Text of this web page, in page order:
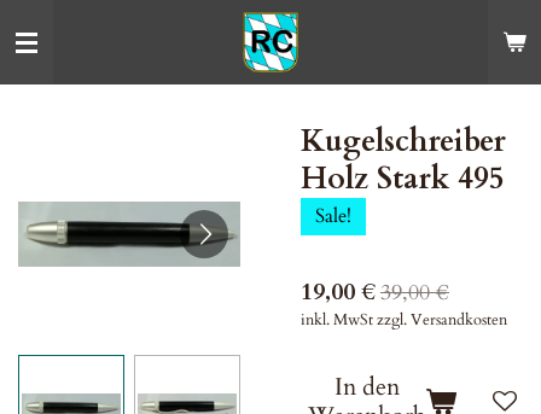
Hauptinhalt
springen
Kugelschreiber
Holz Stark 495
Sale!
19,00 €39,00 €
inkl. MwSt zzgl. Versandkosten
In den